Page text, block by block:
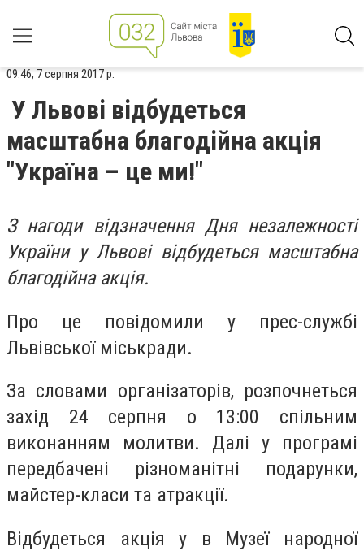
09:46, 7 серпня 2017 р.
У Львові відбудеться
масштабна благодійна акція
"Україна – це ми!"
З нагоди відзначення Дня незалежності
України у Львові відбудеться масштабна
благодійна акція.
Про це повідомили у прес-службі
Львівської міськради.
За словами організаторів, розпочнеться
захід 24 серпня о 13:00 спільним
виконанням молитви. Далі у програмі
передбачені різноманітні подарунки,
майстер-класи та атракції.
Відбудеться акція у в Музеї народної